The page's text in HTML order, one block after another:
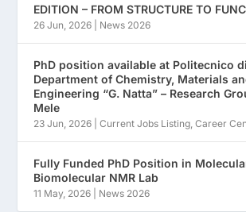
EDITION – FROM STRUCTURE TO
26 Jun, 2026 News 2026
PhD position available at Politecnico
Department of Chemistry, Materials
Engineering “G. Natta” – Research
Mele
23 Jun, 2026 |Current Jobs Listing ,Career
Fully Funded PhD Position in
Biomolecular NMR Lab
11 May, 2026 News 2026